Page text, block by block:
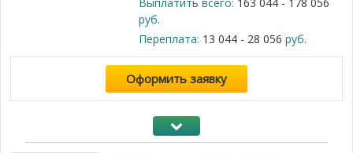
руб.
Переплата: 13 044 - 28 056 руб.
Оформить заявку